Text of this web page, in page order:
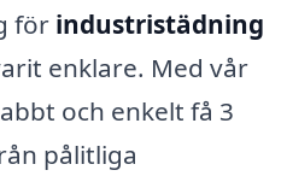
för industristädning
enklare. Med vår
och enkelt få 3
pålitliga